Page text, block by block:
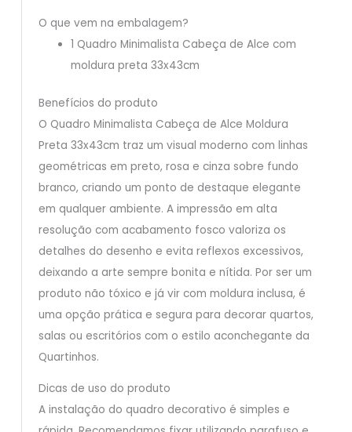
O que vem na embalagem?
1 Quadro Minimalista Cabeça de Alce com
moldura preta 33x43cm
Benefícios do produto
O Quadro Minimalista Cabeça de Alce Moldura
Preta 33x43cm traz um visual moderno com linhas
geométricas em preto, rosa e cinza sobre fundo
branco, criando um ponto de destaque elegante
em qualquer ambiente. A impressão em alta
resolução com acabamento fosco valoriza os
detalhes do desenho e evita reflexos excessivos,
deixando a arte sempre bonita e nítida. Por ser um
produto não tóxico e já vir com moldura inclusa, é
uma opção prática e segura para decorar quartos,
salas ou escritórios com o estilo aconchegante da
Quartinhos.
Dicas de uso do produto
A instalação do quadro decorativo é simples e